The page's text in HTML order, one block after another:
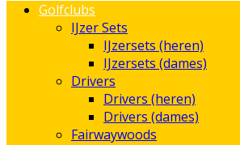
Golfclubs
IJzer Sets
IJzersets (heren)
IJzersets (dames)
Drivers
Drivers (heren)
Drivers (dames)
Fairwaywoods